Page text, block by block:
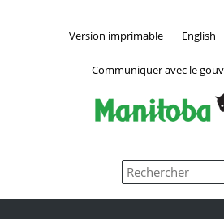
Version imprimable English
Communiquer avec le